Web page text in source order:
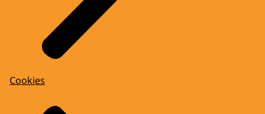
Cookies